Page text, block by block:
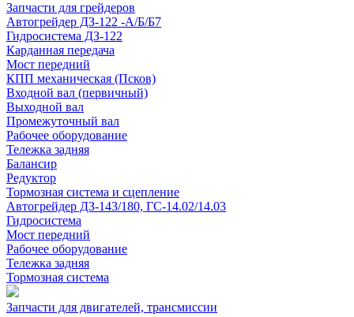
Запчасти для грейдеров
Автогрейдер ДЗ-122 -А/Б/Б7
Гидросистема ДЗ-122
Карданная передача
Мост передний
КПП механическая (Псков)
Входной вал (первичный)
Выходной вал
Промежуточный вал
Рабочее оборудование
Тележка задняя
Балансир
Редуктор
Тормозная система и сцепление
Автогрейдер ДЗ-143/180, ГС-14.02/14.03
Гидросистема
Мост передний
Рабочее оборудование
Тележка задняя
Тормозная система
Запчасти для двигателей, трансмиссии